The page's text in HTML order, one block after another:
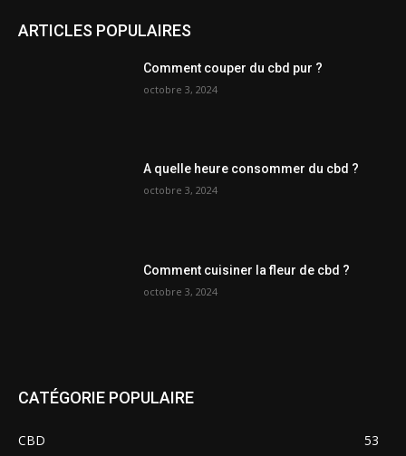
ARTICLES POPULAIRES
Comment couper du cbd pur ?
octobre 3, 2024
A quelle heure consommer du cbd ?
octobre 3, 2024
Comment cuisiner la fleur de cbd ?
octobre 3, 2024
CATÉGORIE POPULAIRE
CBD
53